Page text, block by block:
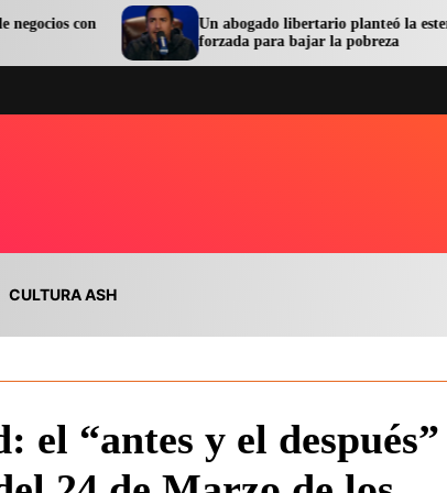
Un abogado libertario planteó la esterilización
forzada para bajar la pobreza
CULTURA ASH
el “antes y el después”